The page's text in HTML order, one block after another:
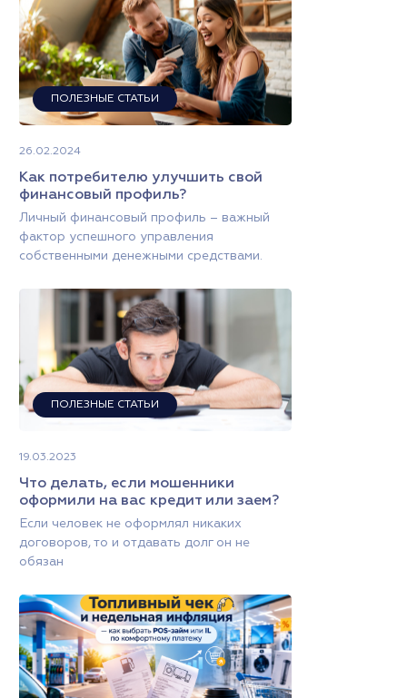
ПОЛЕЗНЫЕ СТАТЬИ
26.02.2024
Как потребителю улучшить свой
финансовый профиль?
Личный финансовый профиль – важный
фактор успешного управления
собственными денежными средствами.
ПОЛЕЗНЫЕ СТАТЬИ
19.03.2023
Что делать, если мошенники
оформили на вас кредит или заем?
Если человек не оформлял никаких
договоров, то и отдавать долг он не
обязан